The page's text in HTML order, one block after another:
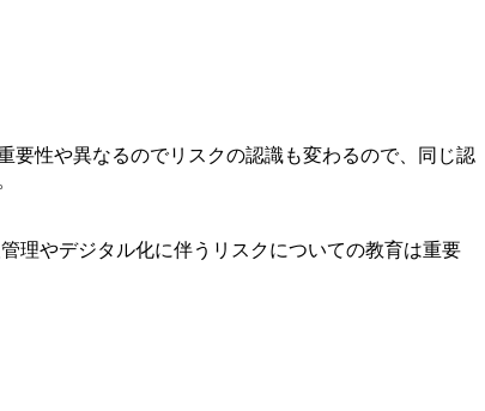
要性や異なるのでリスクの認識も変わるので、同じ認
理やデジタル化に伴うリスクについての教育は重要